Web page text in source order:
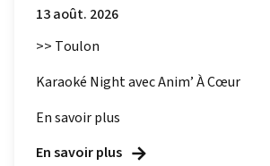
13 août. 2026
>> Toulon
Karaoké Night avec Anim’ À Cœur
En savoir plus
En savoir plus